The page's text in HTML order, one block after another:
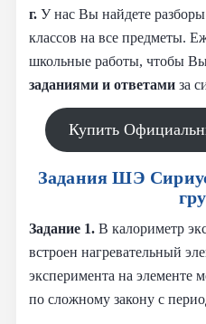
г. У нас Вы найдете
классов на все предметы.
школьные работы, чтобы Вы
заданиями и ответами за
Купить
Задания ШЭ
Задание 1. В калориметр
встроен нагревательный
эксперимента на элементе
по сложному закону с